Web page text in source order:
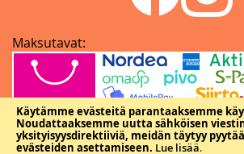
Käytämme evästeitä parantaaksemme
Noudattaaksemme uutta sähköisen
yksityisyysdirektiiviä, meidän täytyy
evästeiden asettamiseen. Lue lisää.
Maksutavat: